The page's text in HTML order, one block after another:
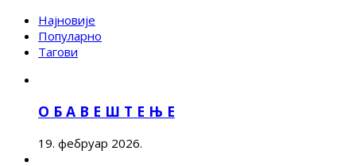
Најновије
Популарно
Тагови
О Б А В Е Ш Т Е Њ Е
19. фебруар 2026.